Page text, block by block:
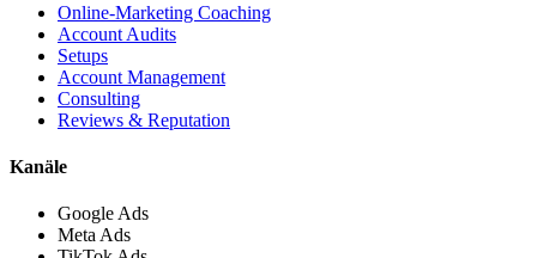
Online-Marketing Coaching
Account Audits
Setups
Account Management
Consulting
Reviews & Reputation
Kanäle
Google Ads
Meta Ads